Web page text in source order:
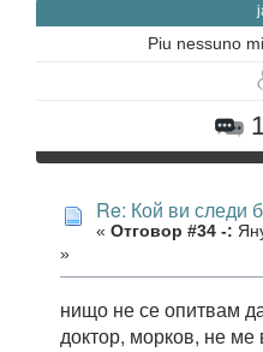
Piu nessuno
Re: Кой ви следи
« Отговор #34 -:
»
нищо не се опитвам
доктор, морков, не ме